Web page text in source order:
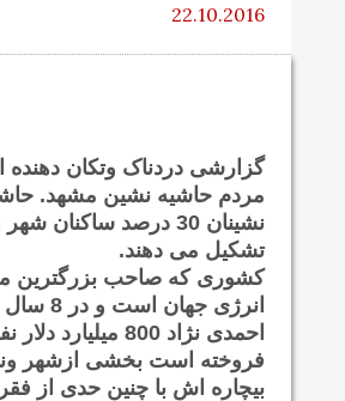
22.10.2016
گزارشی دردناک وتکان دهنده
مردم حاشیه نشین مشهد.
نشینان 30 درصد ساکنان
تشکیل می دهند.
کشوری که صاحب بزرگترین
انرژی جهان
احمدی نژاد 800
فروخته است بخشی ازشهر
بیچاره اش با چنین حدی از